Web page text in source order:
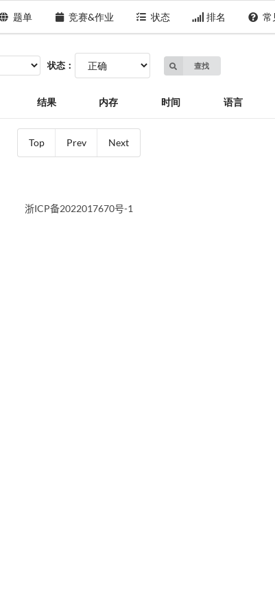
题单 竞赛&作业 状态 排名 常
状态： 查找
结果 内存 时间 语言
Top Prev Next
浙ICP备2022017670号-1